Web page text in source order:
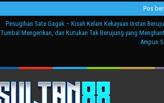
Pos
Pesugihan Sate Gagak – Kisah Kelam Kekayaan Instan
Tumbal Mengerikan, dan Kutukan Tak Berujung yang
Ampun